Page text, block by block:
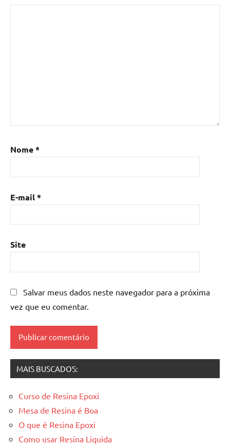
com
de
com
madeira
mesa
epoxi
mesa
de
mesas
resinadas
Nome*
E-mail*
Site
Salvar meus dados neste navegador para a próxima
vez que eu comentar.
MAIS BUSCADOS:
Curso de Resina Epoxi
Mesa de Resina é Boa
O que é Resina Epoxi
Como usar Resina Liquida